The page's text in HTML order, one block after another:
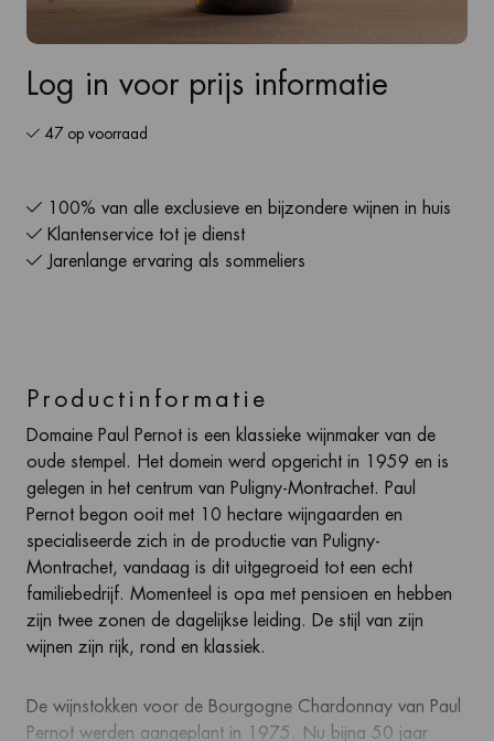
Log in voor prijs informatie
47 op voorraad
100% van alle exclusieve en bijzondere wijnen in huis
Klantenservice tot je dienst
Jarenlange ervaring als sommeliers
Productinformatie
Domaine Paul Pernot is een klassieke wijnmaker van de
oude stempel. Het domein werd opgericht in 1959 en is
gelegen in het centrum van Puligny-Montrachet. Paul
Pernot begon ooit met 10 hectare wijngaarden en
specialiseerde zich in de productie van Puligny-
Montrachet, vandaag is dit uitgegroeid tot een echt
familiebedrijf. Momenteel is opa met pensioen en hebben
zijn twee zonen de dagelijkse leiding. De stijl van zijn
wijnen zijn rijk, rond en klassiek.
De wijnstokken voor de Bourgogne Chardonnay van Paul
Pernot werden aangeplant in 1975. Nu bijna 50 jaar